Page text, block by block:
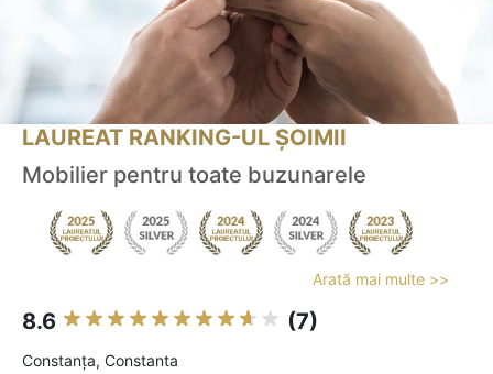
LAUREAT RANKING-UL ȘOIMII
Mobilier pentru toate buzunarele
Arată mai multe >>
8.6 (7)
Constanţa, Constanta